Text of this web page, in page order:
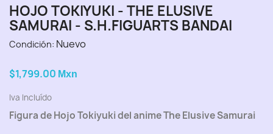
HOJO TOKIYUKI - THE ELUSIVE
SAMURAI - S.H.FIGUARTS BANDAI
Condición: Nuevo
$1,799.00 Mxn
Iva Incluído
Figura de Hojo Tokiyuki del anime The Elusive Samurai